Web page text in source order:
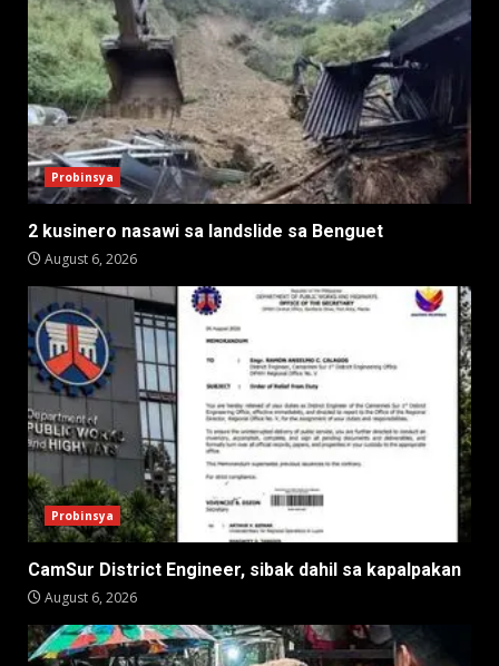
Probinsya
2 kusinero nasawi sa landslide sa Benguet
August 6, 2026
Probinsya
CamSur District Engineer, sibak dahil sa kapalpakan
August 6, 2026